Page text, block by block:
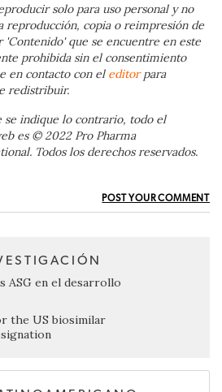
solo para uso personal y no
reproducción, copia o reimpresión de
que se encuentre en este
prohibida sin el consentimiento
en contacto con el editorpara
redistribuir.
se indique lo contrario, todo el
es © 2022 Pro Pharma
Todos los derechos reservados.
POST YOUR COMMENT
ASG en el desarrollo
the US biosimilar